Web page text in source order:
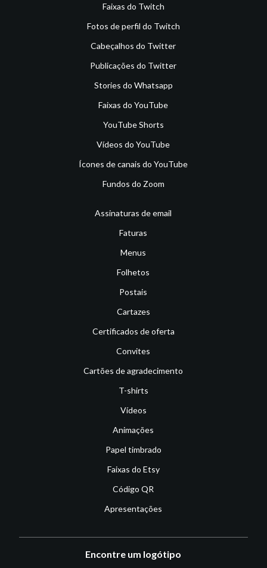
Faixas do Twitch
Fotos de perfil do Twitch
Cabeçalhos do Twitter
Publicações do Twitter
Stories do Whatsapp
Faixas do YouTube
YouTube Shorts
Vídeos do YouTube
Ícones de canais do YouTube
Fundos do Zoom
Assinaturas de email
Faturas
Menus
Folhetos
Postais
Cartazes
Certificados de oferta
Convites
Cartões de agradecimento
T-shirts
Vídeos
Animações
Papel timbrado
Faixas do Etsy
Código QR
Apresentações
Encontre um logótipo